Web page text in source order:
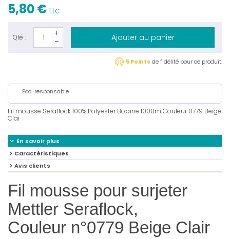
5,80 €ttc
Qté : Ajouter au panier
5 Points de fidélité pour ce produit.
Eco-responsable
Fil mousse Seraflock 100% Polyester Bobine 1000m Couleur 0779 Beige
Clai
En savoir plus
Caractéristiques
Avis clients
Fil mousse pour surjeter
Mettler Seraflock,
Couleur n°0779 Beige Clair